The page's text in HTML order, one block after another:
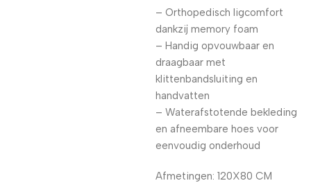
– Orthopedisch ligcomfort
dankzij memory foam
– Handig opvouwbaar en
draagbaar met
klittenbandsluiting en
handvatten
– Waterafstotende bekleding
en afneembare hoes voor
eenvoudig onderhoud
Afmetingen: 120X80 CM